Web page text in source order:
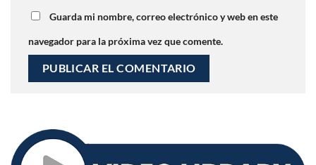
Guarda mi nombre, correo electrónico y web en este
navegador para la próxima vez que comente.